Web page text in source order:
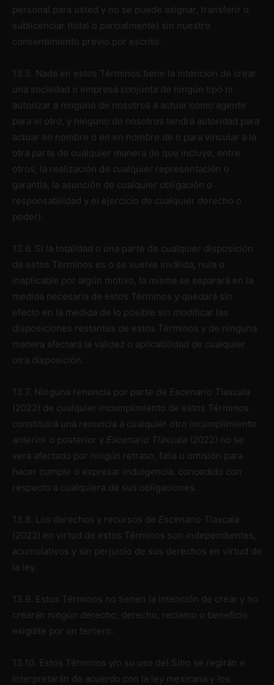
personal para usted y no se puede asignar, transferir o
sublicenciar (total o parcialmente) sin nuestro
consentimiento previo por escrito.
13.5. Nada en estos Términos tiene la intención de crear
una sociedad o empresa conjunta de ningún tipo ni
autorizar a ninguno de nosotros a actuar como agente
para el otro, y ninguno de nosotros tendrá autoridad para
actuar en nombre o en en nombre de o para vincular a la
otra parte de cualquier manera (lo que incluye, entre
otros, la realización de cualquier representación o
garantía, la asunción de cualquier obligación o
responsabilidad y el ejercicio de cualquier derecho o
poder).
13.6. Si la totalidad o una parte de cualquier disposición
de estos Términos es o se vuelve inválida, nula o
inaplicable por algún motivo, la misma se separará en la
medida necesaria de estos Términos y quedará sin
efecto en la medida de lo posible sin modificar las
disposiciones restantes de estos Términos y de ninguna
manera afectará la validez o aplicabilidad de cualquier
otra disposición.
13.7. Ninguna renuncia por parte de Escenario Tlaxcala
(2022) de cualquier incumplimiento de estos Términos
constituirá una renuncia a cualquier otro incumplimiento
anterior o posterior y Escenario Tlaxcala (2022) no se
verá afectado por ningún retraso, falla u omisión para
hacer cumplir o expresar indulgencia. concedido con
respecto a cualquiera de sus obligaciones.
13.8. Los derechos y recursos de Escenario Tlaxcala
(2022) en virtud de estos Términos son independientes,
acumulativos y sin perjuicio de sus derechos en virtud de
la ley.
13.9. Estos Términos no tienen la intención de crear y no
crearán ningún derecho, derecho, reclamo o beneficio
exigible por un tercero.
13.10. Estos Términos y/o su uso del Sitio se regirán e
interpretarán de acuerdo con la ley mexicana y los